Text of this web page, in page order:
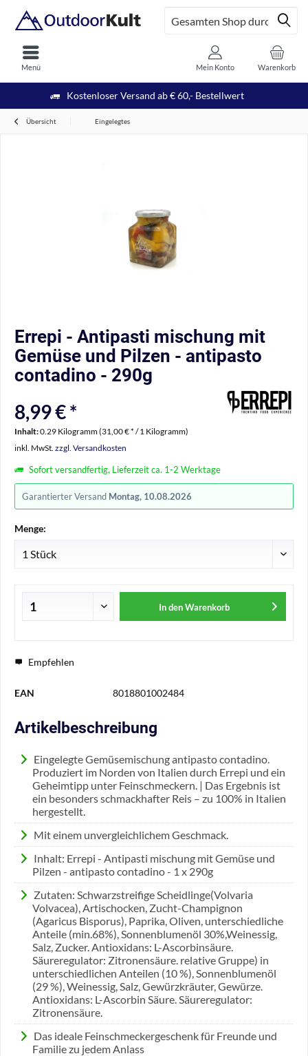
Kostenloser Versand ab € 60,- Bestellwert
Menü Warenkorb
Mein Konto
Übersicht Eingelegtes
Errepi - Antipasti mischung mit
Gemüse und Pilzen - antipasto
contadino - 290g
8,99 € *
Inhalt:0.29 Kilogramm (31,00 € * / 1 Kilogramm)
inkl. MwSt. zzgl. Versandkosten
Sofort versandfertig, Lieferzeit ca. 1-2 Werktage
Garantierter Versand Montag, 10.08.2026
Menge:
In den Warenkorb
Empfehlen
EAN 8018801002484
Artikelbeschreibung
Eingelegte Gemüsemischung antipasto contadino.
Produziert im Norden von Italien durch Errepi und ein
Geheimtipp unter Feinschmeckern. | Das Ergebnis ist
ein besonders schmackhafter Reis – zu 100% in Italien
hergestellt.
Mit einem unvergleichlichem Geschmack.
Inhalt: Errepi - Antipasti mischung mit Gemüse und
Pilzen - antipasto contadino - 1 x 290g
Zutaten: Schwarzstreifige Scheidlinge(Volvaria
Volvacea), Artischocken, Zucht-Champignon
(Agaricus Bisporus), Paprika, Oliven, unterschiedliche
Anteile (min.68%), Sonnenblumenöl 30%,Weinessig,
Salz, Zucker. Antioxidans: L-Ascorbinsäure.
Säureregulator: Zitronensäure. relative Gruppe) in
unterschiedlichen Anteilen (10 %), Sonnenblumenöl
(29 %), Weinessig, Salz, Gewürzkräuter, Gewürze.
Antioxidans: L-Ascorbin Säure. Säureregulator:
Zitronensäure.
Das ideale Feinschmeckergeschenk für Freunde und
Familie zu jedem Anlass